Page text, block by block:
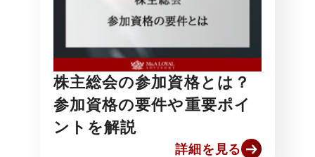
株主総会の参加資格とは？
参加資格の要件や重要ポイ
ントを解説
詳細を見る